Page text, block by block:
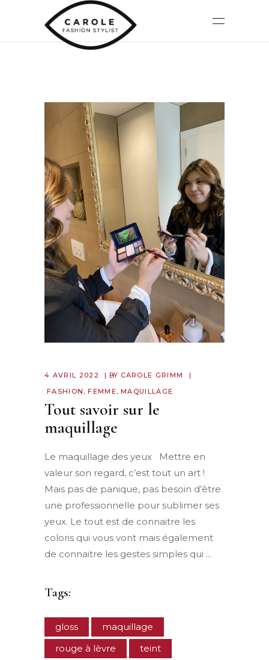
4 AVRIL 2022 BY CAROLE GRIMM
FASHION ,FEMME,MAQUILLAGE
Tout savoir sur le
maquillage
Le maquillage des yeux Mettre en
valeur son regard, c’est tout un art !
Mais pas de panique, pas besoin d’être
une professionnelle pour sublimer ses
yeux. Le tout est de connaitre les
coloris qui vous vont mais également
de connaitre les gestes simples qui
Tags:
gloss
maquillage
rouge à lèvre
teint